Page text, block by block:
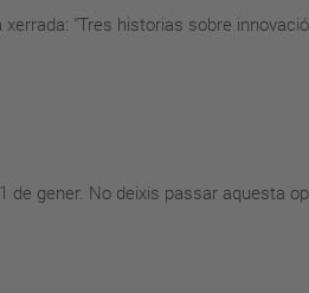
"Tres historias sobre
de gener. No deixis passar aquesta